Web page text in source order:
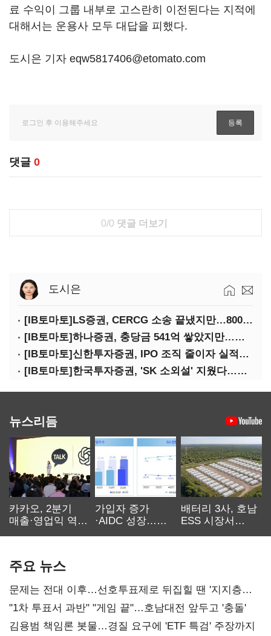
료 수익이 그룹 내부로 고스란히 이전된다는 지적에
대해서는 운용사 모두 대답을 피했다.
도시은 기자 eqw5817406@etomato.com
댓글 0
0/0 댓글 더보기
도시은
[IB토마토]LS증권, CERCG 소송 끝냈지만…800억 PF 소송은 미충당
[IB토마토]하나증권, 충당금 541억 쌓았지만…홈플러스 제재는 추가 비용 불씨
[IB토마토]신한투자증권, IPO 조직 줄이자 실적도 '0건'…핵심 인력까지 이탈
[IB토마토]한국투자증권, 'SK 소외설' 지웠다…유증·회사채 주관 연속 수임
뉴스리듬
카카오, 2분기
매출·영업익 역대
가입자 증가
·AIDC 성장…
배터리 3사, 호남
ESS 시장서
주요 뉴스
문제는 전대 이후…선호투표제로 뒤집힐 땐 '지지층
불복'
"1차 투표서 과반" "게임 끝"…호남대전 앞두고 '충돌'
김용범 책임론 봇물…경질 요구에 'ETF 특검' 주장까지